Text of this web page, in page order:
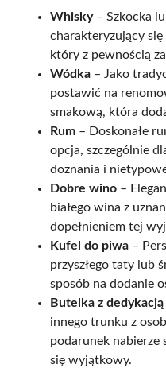
Whisky– Szkocka
charakteryzujący
który z pewnością
Wódka – Jako
postawić na
smakową, która
Rum – Doskonałe
opcja, szczególnie
doznania i
Dobre wino –
białego wina z
dopełnieniem tej
Kufel do piwa –
przyszłego taty lub
sposób na dodanie
Butelka z dedykacją
innego trunku z
podarunek nabierze
się wyjątkowy.